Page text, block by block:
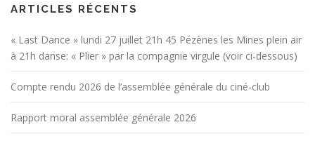
ARTICLES RÉCENTS
« Last Dance » lundi 27 juillet 21h 45 Pézènes les Mines plein air
à 21h danse: « Plier » par la compagnie virgule (voir ci-dessous)
Compte rendu 2026 de l’assemblée générale du ciné-club
Rapport moral assemblée générale 2026